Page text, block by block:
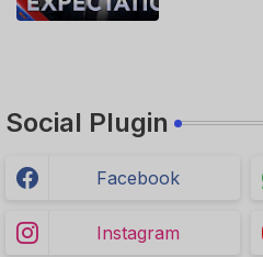
Social Plugin
Facebook
Instagram